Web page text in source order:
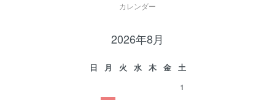
カレンダー
2026年8月
日 月 火 水 木 金
土
1